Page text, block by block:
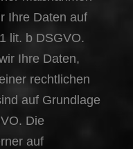
Ihre Daten auf
lit. b DSGVO.
Ihre Daten,
rechtlichen
auf Grundlage
Die
auf